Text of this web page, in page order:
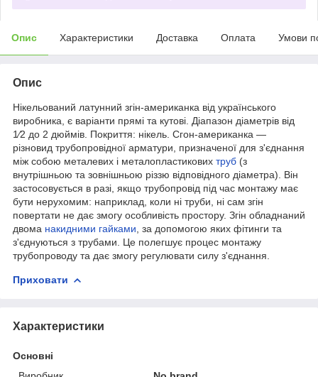
Опис Характеристики Доставка Оплата Умови
Опис
Нікельований латунний згін-американка від українського
виробника, є варіанти прямі та кутові. Діапазон діаметрів від
1⁄2 до 2 дюймів. Покриття: нікель. Сгон-американка —
різновид трубопровідної арматури, призначеної для з'єднання
між собою металевих і металопластикових труб (з
внутрішньою та зовнішньою різзю відповідного діаметра). Він
застосовується в разі, якщо трубопровід під час монтажу має
бути нерухомим: наприклад, коли ні труби, ні сам згін
повертати не дає змогу особливість простору. Згін обладнаний
двома накидними гайками , за допомогою яких фітинги та
з'єднуються з трубами. Це полегшує процес монтажу
трубопроводу та дає змогу регулювати силу з'єднання.
Приховати
Характеристики
Основні